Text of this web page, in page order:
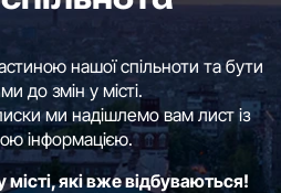
нашої спільноти та бути
до змін у місті.
ми надішлемо вам лист із
інформацією.
які вже відбуваються!